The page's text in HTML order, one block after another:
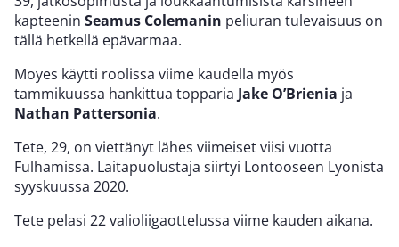
kapteenin Seamus Colemanin peliuran tulevaisuus on
tällä hetkellä epävarmaa.
Moyes käytti roolissa viime kaudella myös
tammikuussa hankittua topparia Jake O’Brienia ja
Nathan Pattersonia.
Tete, 29, on viettänyt lähes viimeiset viisi vuotta
Fulhamissa. Laitapuolustaja siirtyi Lontooseen Lyonista
syyskuussa 2020.
Tete pelasi 22 valioliigaottelussa viime kauden aikana.